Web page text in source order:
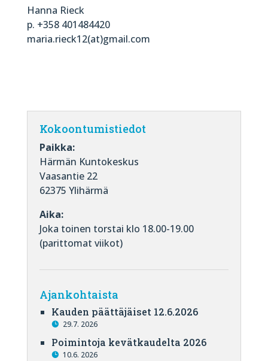
Hanna Rieck
p. +358 401484420
maria.rieck12(at)gmail.com
Kokoontumistiedot
Paikka:
Härmän Kuntokeskus
Vaasantie 22
62375 Ylihärmä
Aika:
Joka toinen torstai klo 18.00-19.00
(parittomat viikot)
Ajankohtaista
Kauden päättäjäiset 12.6.2026
29.7. 2026
Poimintoja kevätkaudelta 2026
10.6. 2026